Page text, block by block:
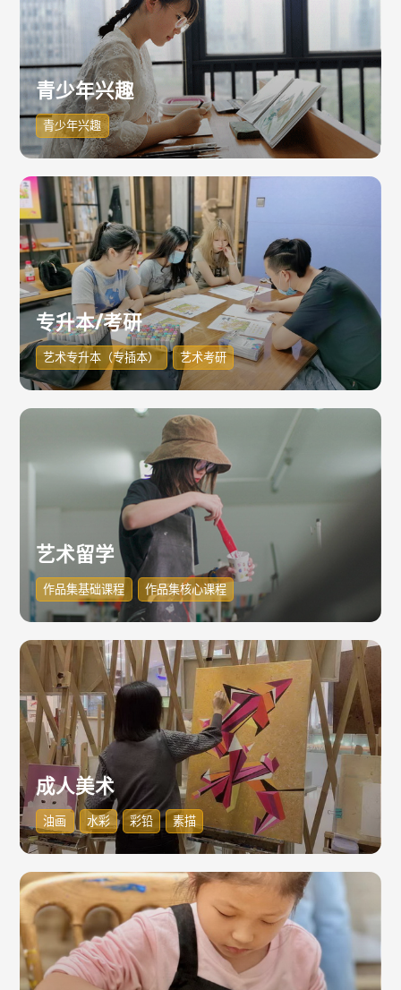
青少年兴趣
青少年兴趣
专升本/考研
艺术专升本（专插本） 艺术考研
艺术留学
作品集基础课程 作品集核心课程
成人美术
油画 水彩 彩铅 素描